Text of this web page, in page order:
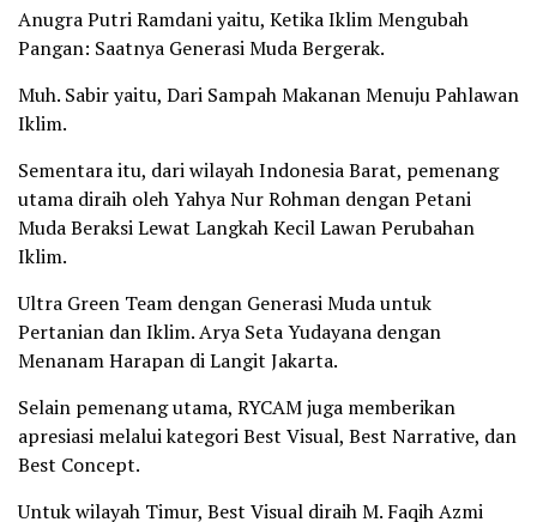
Anugra Putri Ramdani yaitu, Ketika Iklim Mengubah
Pangan: Saatnya Generasi Muda Bergerak.
Muh. Sabir yaitu, Dari Sampah Makanan Menuju Pahlawan
Iklim.
Sementara itu, dari wilayah Indonesia Barat, pemenang
utama diraih oleh Yahya Nur Rohman dengan Petani
Muda Beraksi Lewat Langkah Kecil Lawan Perubahan
Iklim.
Ultra Green Team dengan Generasi Muda untuk
Pertanian dan Iklim. Arya Seta Yudayana dengan
Menanam Harapan di Langit Jakarta.
Selain pemenang utama, RYCAM juga memberikan
apresiasi melalui kategori Best Visual, Best Narrative, dan
Best Concept.
Untuk wilayah Timur, Best Visual diraih M. Faqih Azmi